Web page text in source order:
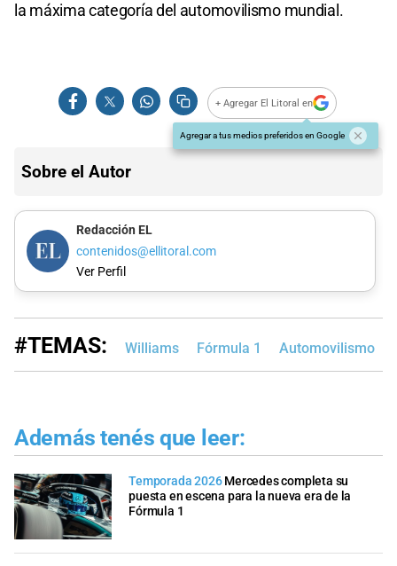
la máxima categoría del automovilismo mundial.
+ Agregar El Litoral en
Agregar a tus medios preferidos en Google
Sobre el Autor
Redacción EL
contenidos@ellitoral.com
Ver Perfil
#TEMAS: Williams Fórmula 1 Automovilismo
Además tenés que leer:
Temporada 2026 Mercedes completa su
puesta en escena para la nueva era de la
Fórmula 1